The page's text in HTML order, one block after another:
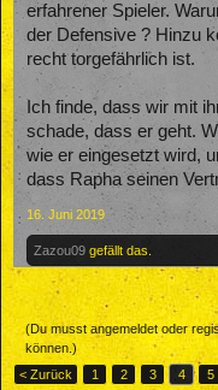
erfahrener Spieler.
der Defensive ? Hinzu
recht torgefährlich ist.
Ich finde, dass wir mit
schade, dass er geht.
wie er eingesetzt wird,
dass Rapha seinen
16. Juni 2019
Zazou09 gefällt das.
(Du musst angemeldet oder
können.)
< Zurück
1 2 3 4 5